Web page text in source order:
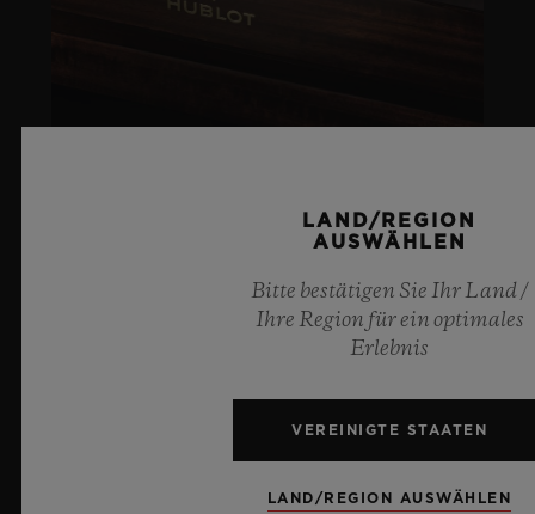
LIFESTYLE
SOCIAL RESPONSIBILITY
LAND/REGION
AUSWÄHLEN
Bitte bestätigen Sie Ihr Land /
Ihre Region für ein optimales
Erlebnis
VEREINIGTE STAATEN
LAND/REGION AUSWÄHLEN